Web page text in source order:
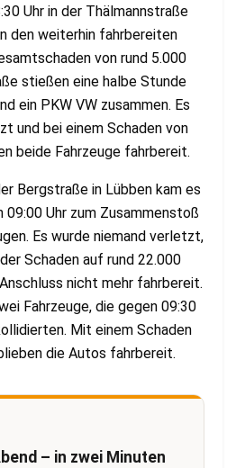
Uhr in der Thälmannstraße
den weiterhin fahrbereiten
von rund 5.000
stießen eine halbe Stunde
ein PKW VW zusammen. Es
und bei einem Schaden von
beide Fahrzeuge fahrbereit.
Bergstraße in Lübben kam es
09:00 Uhr zum Zusammenstoß
Es wurde niemand verletzt,
Schaden auf rund 22.000
Anschluss nicht mehr fahrbereit.
Fahrzeuge, die gegen 09:30
Mit einem Schaden
die Autos fahrbereit.
– in zwei Minuten